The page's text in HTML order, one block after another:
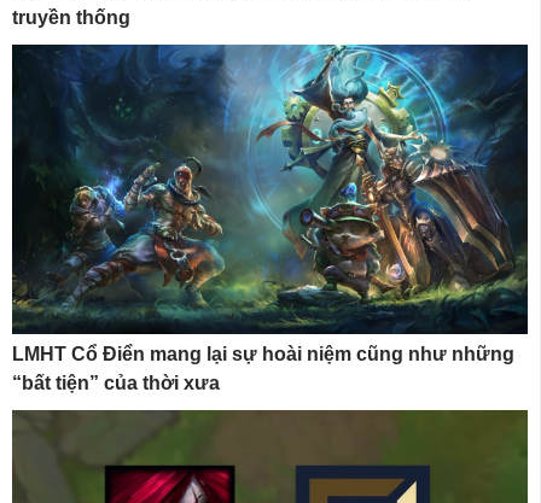
truyền thống
LMHT Cổ Điển mang lại sự hoài niệm cũng như những
“bất tiện” của thời xưa